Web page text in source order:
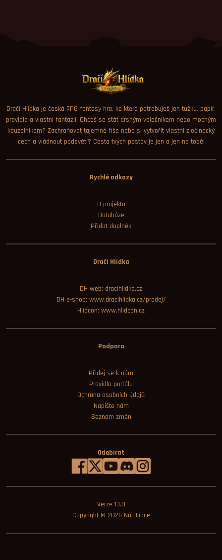
Dračí Hlídka je česká RPG fantasy hra, ke které potřebuješ jen tužku, papír,
pravidla a vlastní fantazii! Chceš se stát drsným válečníkem nebo mocným
kouzelníkem? Zachraňovat tajemné říše nebo si vytvořit vlastní zločinecký
cech a vládnout podsvětí? Cesta tvých postav je jen a jen na tobě!
Rychlé odkazy
O projektu
Databáze
Přidat doplněk
Dračí Hlídka
DH web: dracihlidka.cz
DH e-shop: www.dracihlidka.cz/prodej/
Hlídcon: www.hlidcon.cz
Podpora
Přidej se k nám
Pravidla portálu
Ochrana osobních údajů
Napište nám
Seznam změn
Odebírat
Verze 1.1.0
Copyright © 2026 Na Hlídce